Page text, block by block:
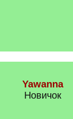
Yawanna
Новичок